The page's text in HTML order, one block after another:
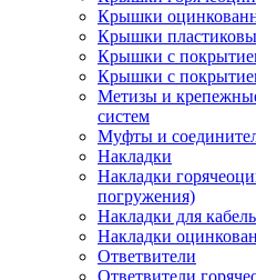
Крышки
Крышки
Крышки с
Крышки с
Метизы и
систем
Муфты и
Накладки
Накладки
погружения)
Накладки для
Накладки
Ответвители
Ответвители